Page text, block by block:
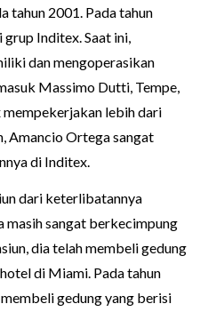
tahun 2001. Pada tahun
Inditex. Saat ini,
dan mengoperasikan
Massimo Dutti, Tempe,
mempekerjakan lebih dari
Amancio Ortega sangat
di Inditex.
dari keterlibatannya
masih sangat berkecimpung
dia telah membeli gedung
di Miami. Pada tahun
gedung yang berisi